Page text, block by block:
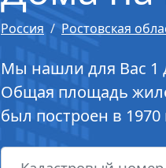
Россия Ростовская
Мы нашли для Вас 1
Общая площадь
был построен в 1970